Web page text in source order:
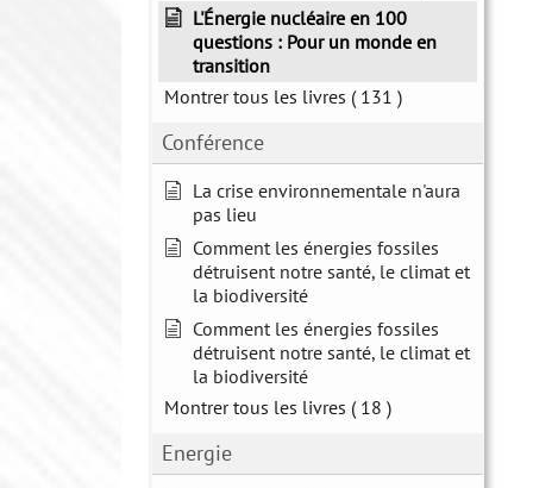
L'Énergie nucléaire en 100
questions : Pour un monde en
transition
Montrer tous les livres ( 131 )
Conférence
La crise environnementale n'aura
pas lieu
Comment les énergies fossiles
détruisent notre santé, le climat et
la biodiversité
Comment les énergies fossiles
détruisent notre santé, le climat et
la biodiversité
Montrer tous les livres ( 18 )
Energie